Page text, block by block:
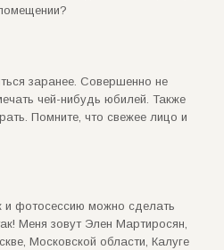
заранее. Совершенно не
чей-нибудь юбилей. Также
Помните, что свежее лицо и
фотосессию можно сделать
Меня зовут Элен Мартиросян,
Московской области, Калуге